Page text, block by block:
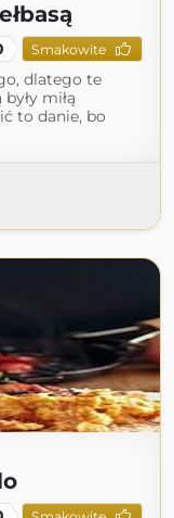
Smakowite
dlatego te
miłą
to danie, bo